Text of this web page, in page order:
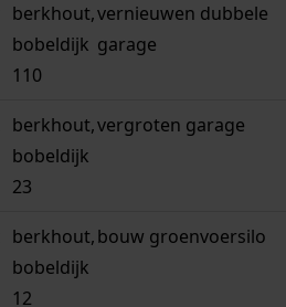
berkhout,
bobeldijk
110
vernieuwen dubbele
garage
berkhout,
bobeldijk
23
vergroten garage
berkhout,
bobeldijk
12
bouw groenvoersilo